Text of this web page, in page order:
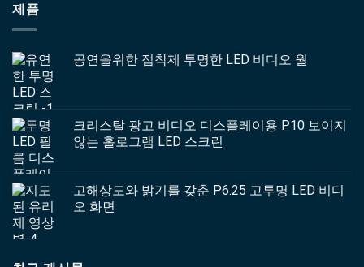
제품
공연을위한 접착제 투명한 LED 비디오 월
크리스탈 광고 비디오 디스플레이용 P10 보이지
않는 홀로그램 LED 스크린
고해상도와 밝기를 갖춘 P6.25 고투명 LED 비디
오 화면